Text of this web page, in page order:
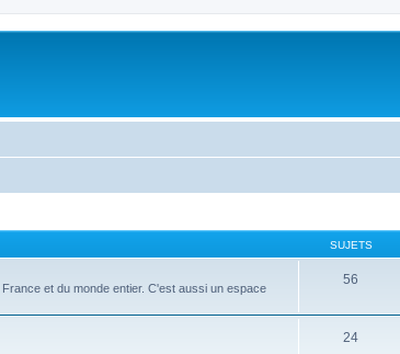
SUJETS
et du monde entier. C'est aussi un espace
56
24